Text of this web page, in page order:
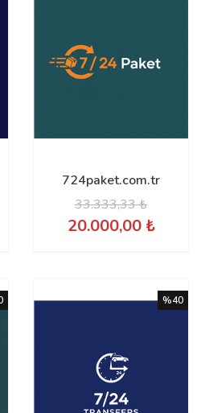
724paket.com.tr
33.333,33 ₺
20.000,00 ₺
%40